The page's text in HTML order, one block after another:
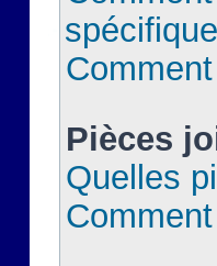
Pièces
Quelles